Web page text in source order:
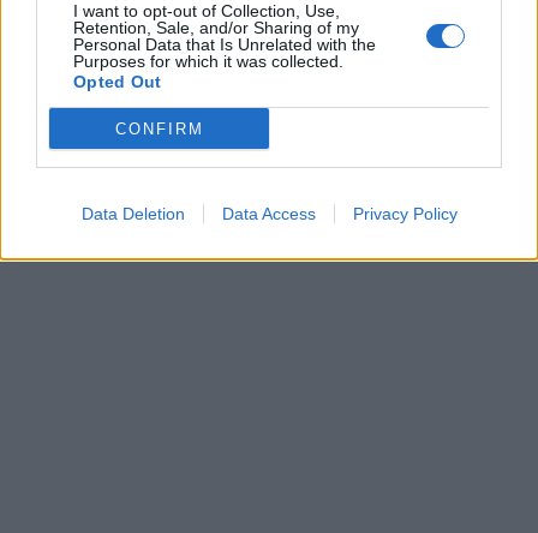
I want to opt-out of Collection, Use,
Retention, Sale, and/or Sharing of my
Personal Data that Is Unrelated with the
Purposes for which it was collected.
Opted Out
CONFIRM
Data Deletion Data Access Privacy Policy
Siga-nos no Instagram